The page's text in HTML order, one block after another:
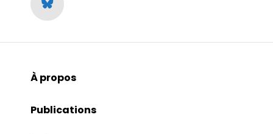
À propos
Publications